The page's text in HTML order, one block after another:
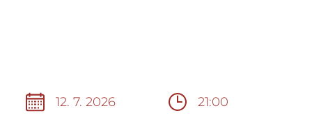
12. 7. 2026 21:00